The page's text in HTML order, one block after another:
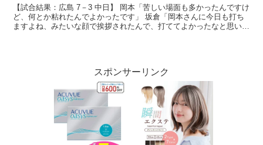
【試合結果：広島 7－3 中日】 岡本「苦しい場面も多かったんですけ
ど、何とか粘れたんでよかったです」 坂倉「岡本さんに今日も打ち
ますよね、みたいな顔で挨拶されたんで、打ててよかったなと思いま
スポンサーリンク